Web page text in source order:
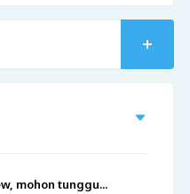
mohon tunggu...